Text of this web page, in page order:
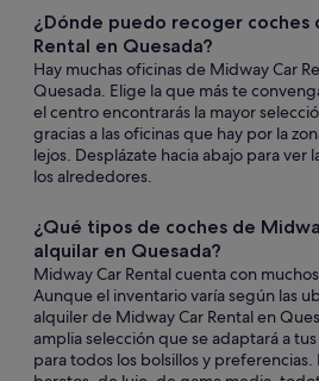
¿Dónde puedo recoger coches
Rental en Quesada?
Hay muchas oficinas de Midway Car
Quesada. Elige la que más te
el centro encontrarás la mayor
gracias a las oficinas que hay por la
lejos. Desplázate hacia abajo para ver
los alrededores.
¿Qué tipos de coches de
alquilar en Quesada?
Midway Car Rental cuenta con
Aunque el inventario varía según las
alquiler de Midway Car Rental en
amplia selección que se adaptará a
para todos los bolsillos y